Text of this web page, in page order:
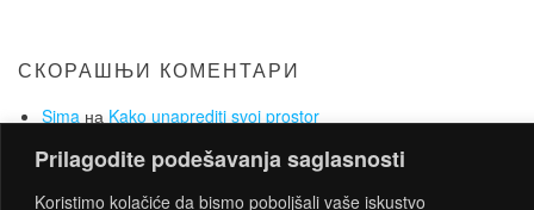
Prilagodite podešavanja saglasnosti
Koristimo kolačiće da bismo poboljšali vaše iskustvo
СКОРАШЊИ КОМЕНТАРИ
Sima на Kako unaprediti svoj prostor
poljoprivredi u organizaciji IBC Zlatibor